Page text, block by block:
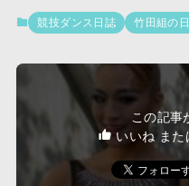
競技ダンス日誌 竹田組の
この記事
いいね また